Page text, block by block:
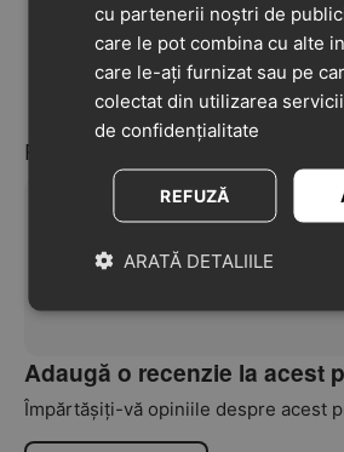
Recomandat pentru picioare
Protecție suplimentară pentru
Suport pentru bolta plantară
Recenzii
Nu au fost găsite recenzii
Adaugă o recenzie la acest
Împărtășiți-vă opiniile despre acest
cu partenerii noștri de
care le pot combina cu alte
care le-ați furnizat sau pe
colectat din utilizarea
de confidențialitate
REFUZĂ
ARATĂ DETALIILE